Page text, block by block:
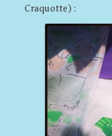
Craquotte) :